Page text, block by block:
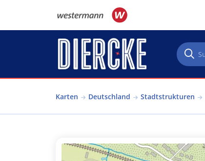
Karten Deutschland Stadtstrukturen